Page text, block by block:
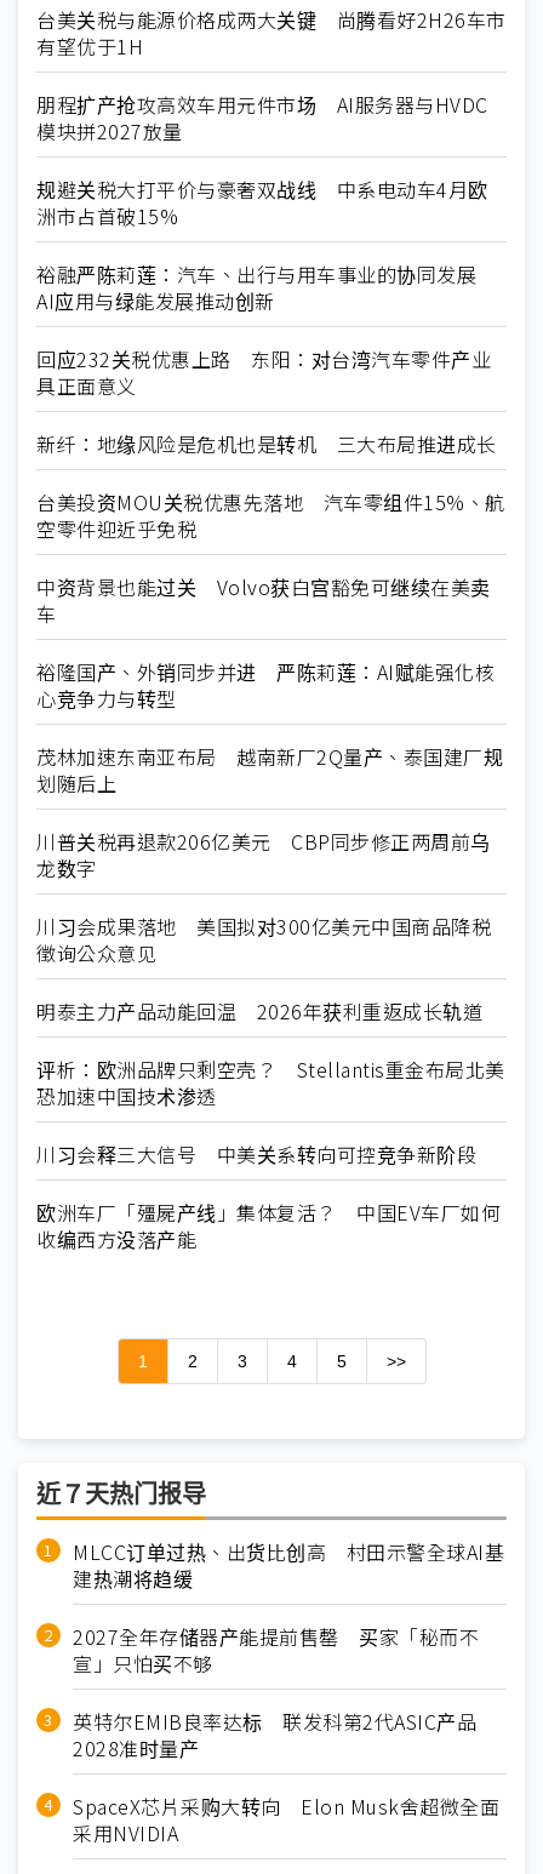
台美关税与能源价格成两大关键 尚腾看好2H26车市
有望优于1H
朋程扩产抢攻高效车用元件市场 AI服务器与HVDC
模块拼2027放量
规避关税大打平价与豪奢双战线 中系电动车4月欧
洲市占首破15%
裕融严陈莉莲：汽车、出行与用车事业的协同发展
AI应用与绿能发展推动创新
回应232关税优惠上路 东阳：对台湾汽车零件产业
具正面意义
新纤：地缘风险是危机也是转机 三大布局推进成长
台美投资MOU关税优惠先落地 汽车零组件15%、航
空零件迎近乎免税
中资背景也能过关 Volvo获白宫豁免可继续在美卖
车
裕隆国产、外销同步并进 严陈莉莲：AI赋能强化核
心竞争力与转型
茂林加速东南亚布局 越南新厂2Q量产、泰国建厂规
划随后上
川普关税再退款206亿美元 CBP同步修正两周前乌
龙数字
川习会成果落地 美国拟对300亿美元中国商品降税
徵询公众意见
明泰主力产品动能回温 2026年获利重返成长轨道
评析：欧洲品牌只剩空壳？ Stellantis重金布局北美
恐加速中国技术渗透
川习会释三大信号 中美关系转向可控竞争新阶段
欧洲车厂「殭屍产线」集体复活？ 中国EV车厂如何
收编西方没落产能
1 2 3 4 5 >>
近７天热门报导
MLCC订单过热、出货比创高 村田示警全球AI基
建热潮将趋缓
2027全年存储器产能提前售罄 买家「秘而不
宣」只怕买不够
英特尔EMIB良率达标 联发科第2代ASIC产品
2028准时量产
SpaceX芯片采购大转向 Elon Musk舍超微全面
采用NVIDIA